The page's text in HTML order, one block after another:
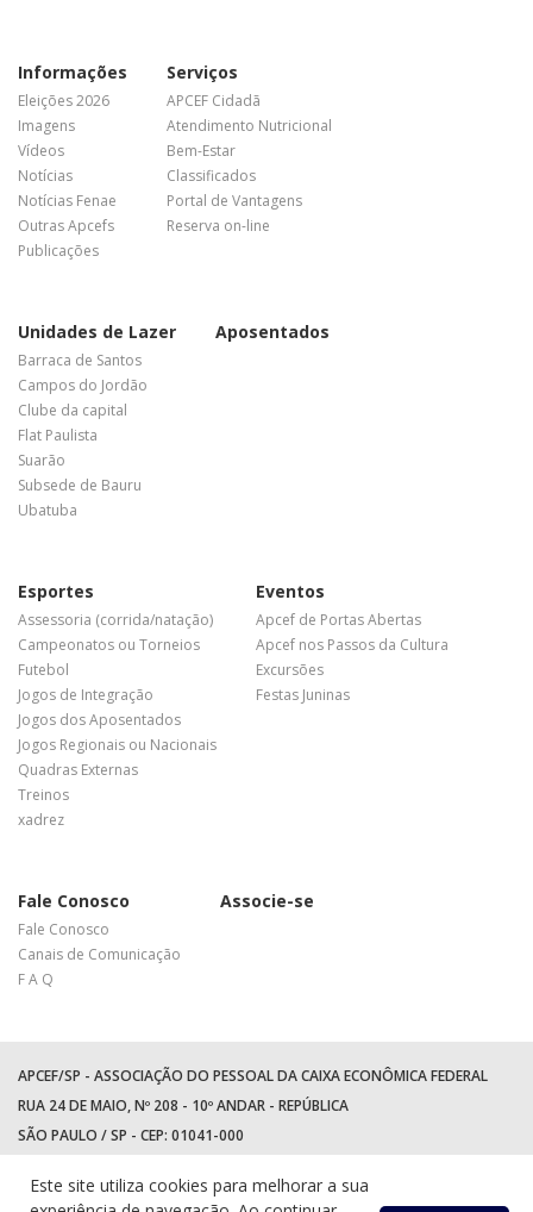
Informações
Eleições 2026
Imagens
Vídeos
Notícias
Notícias Fenae
Outras Apcefs
Publicações
Serviços
APCEF Cidadã
Atendimento Nutricional
Bem-Estar
Classificados
Portal de Vantagens
Reserva on-line
Unidades de Lazer
Barraca de Santos
Campos do Jordão
Clube da capital
Flat Paulista
Suarão
Subsede de Bauru
Ubatuba
Aposentados
Esportes
Assessoria (corrida/natação)
Campeonatos ou Torneios
Futebol
Jogos de Integração
Jogos dos Aposentados
Jogos Regionais ou Nacionais
Quadras Externas
Treinos
xadrez
Eventos
Apcef de Portas Abertas
Apcef nos Passos da Cultura
Excursões
Festas Juninas
Fale Conosco
Fale Conosco
Canais de Comunicação
F A Q
Associe-se
APCEF/SP - ASSOCIAÇÃO DO PESSOAL DA CAIXA ECONÔMICA FEDERAL
RUA 24 DE MAIO, Nº 208 - 10º ANDAR - REPÚBLICA
SÃO PAULO / SP - CEP: 01041-000
WhatsApp: (11) 94597-5758
Este site utiliza cookies para melhorar a sua